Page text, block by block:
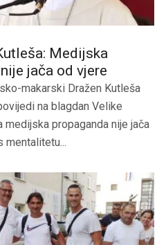
Medijska
jača od vjere
makarski Dražen Kutleša
na blagdan Velike
medijska propaganda nije jača
mentalitetu...